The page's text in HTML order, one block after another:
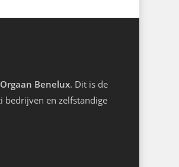
Benelux. Dit is de
bedrijven en zelfstandige